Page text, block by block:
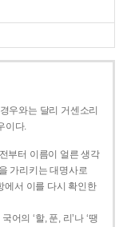
우와는 달리 거센소리
이다.
부터 이름이 얼른 생각
가리키는 대명사로
에서 이를 다시 확인한
어의 ‘할, 푼, 리’나 ‘땡